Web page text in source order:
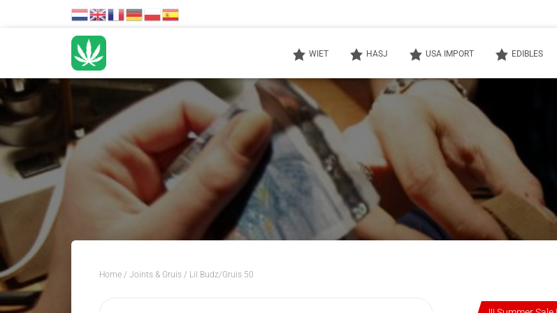
WIET HASJ USA IMPORT EDIBLES
Home / Joints & Gruis / Lil Budz/Gruis 50